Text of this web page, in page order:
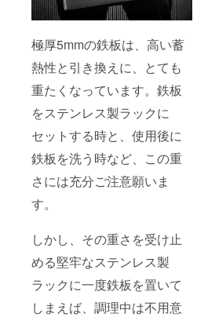
極厚5mmの鉄板は、高い蓄
熱性と引き換えに、とても
重たくなっています。鉄板
をステンレス製ラックに
セットする時と、使用後に
鉄板を洗う時など、この重
さには充分ご注意願いま
す。
しかし、その重さを受け止
める堅牢なステンレス製
ラックに一度鉄板を置いて
しまえば、調理中は不用意